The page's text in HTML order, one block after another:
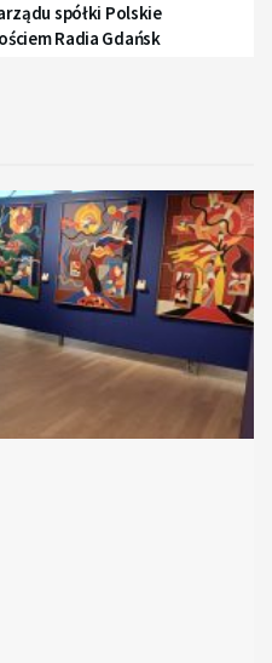
spółki Polskie
Radia Gdańsk